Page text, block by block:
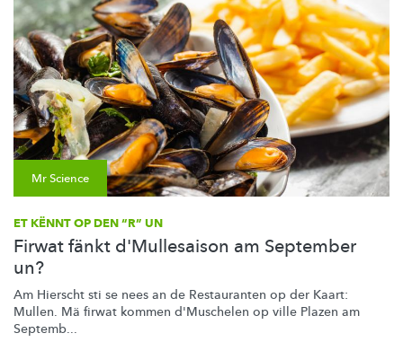
Mr Science
ET KËNNT OP DEN “R” UN
Firwat fänkt d'Mullesaison am September
un?
Am Hierscht sti se nees an de Restauranten op der Kaart:
Mullen. Mä firwat kommen d'Muschelen op ville Plazen am
Septemb...